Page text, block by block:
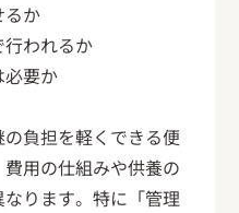
るか
行われるか
必要か
負担を軽くできる便
用の仕組みや供養の
ります。特に「管理